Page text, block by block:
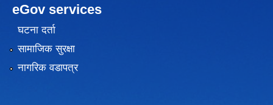
eGov services
घटना दर्ता
सामाजिक सुरक्षा
नागरिक वडापत्र